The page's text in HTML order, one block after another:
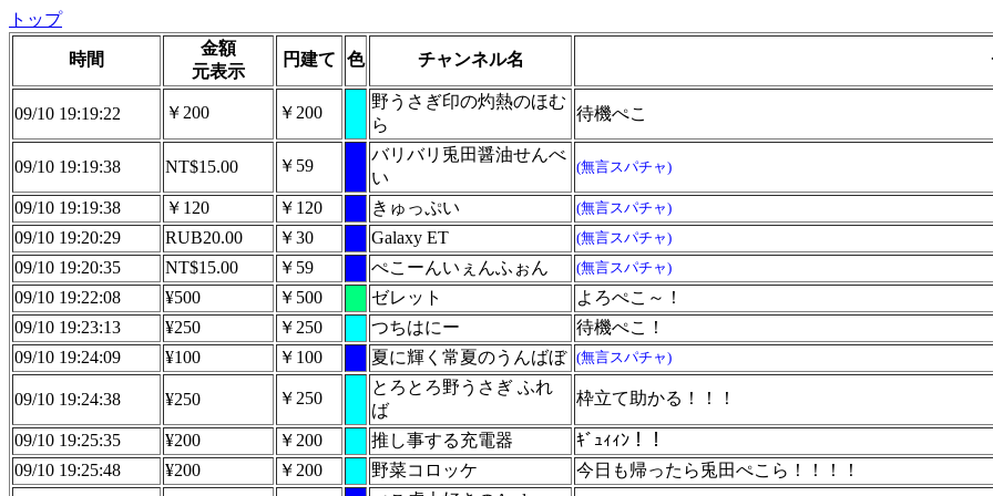
トップ
時間
金額
元表示
円建て 色 チャンネル名
09/10 19:19:22 ￥200 ￥200
野うさぎ印の灼熱のほむ
ら
待機ぺこ
09/10 19:19:38 NT$15.00 ￥59
バリバリ兎田醤油せんべ
い
(無言スパチャ)
09/10 19:19:38 ￥120 ￥120 きゅっぷい (無言スパチャ)
09/10 19:20:29 RUB20.00 ￥30 Galaxy ET (無言スパチャ)
09/10 19:20:35 NT$15.00 ￥59 ぺこーんいぇんふぉん (無言スパチャ)
09/10 19:22:08 ¥500 ￥500 ゼレット
よろぺこ～！
09/10 19:23:13
¥250 ￥250 つちはにー
待機ぺこ！
09/10 19:24:09
¥100 ￥100 夏に輝く常夏のうんばぼ (無言スパチャ)
09/10 19:24:38 ¥250 ￥250
とろとろ野うさぎ ふれ
ば
枠立て助かる！！！
09/10 19:25:35 ¥200 ￥200 推し事する充電器
ｷﾞｭｨｨﾝ！！
09/10 19:25:48
¥200 ￥200 野菜コロッケ
今日も帰ったら兎田ぺこら！！！！